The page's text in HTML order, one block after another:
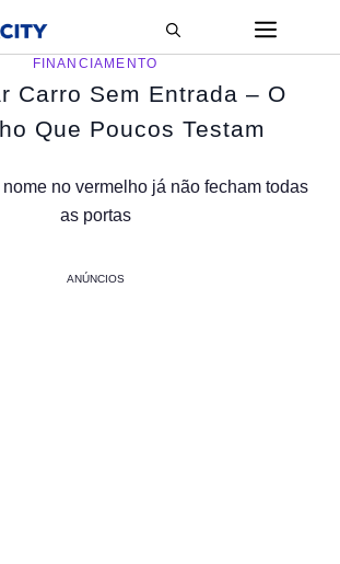
FINANCIAMENTO
Carro Sem Entrada – O
Que Poucos Testam
no vermelho já não fecham todas
as portas
ANÚNCIOS